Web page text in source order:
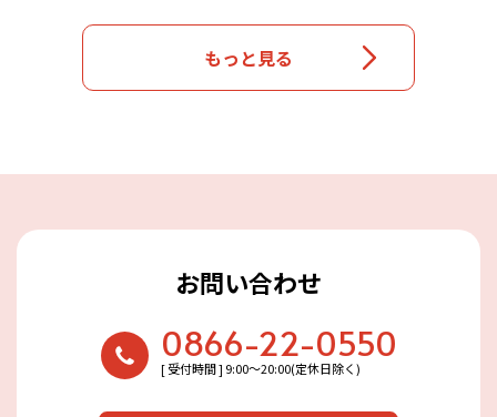
もっと見る
お問い合わせ
0866-22-0550
[ 受付時間 ] 9:00〜20:00(定休日除く)